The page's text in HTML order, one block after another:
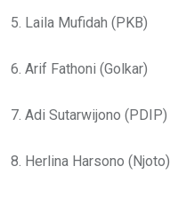
5. Laila Mufidah (PKB)
6. Arif Fathoni (Golkar)
7. Adi Sutarwijono (PDIP)
8. Herlina Harsono (Njoto)